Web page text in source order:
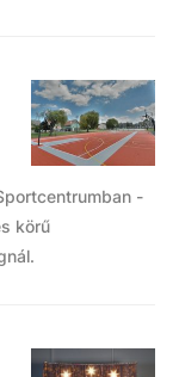
-
körű